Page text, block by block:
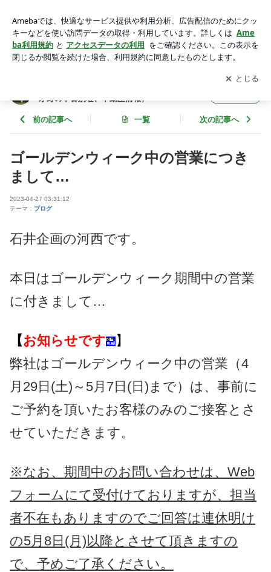
暮らし案内人（原村・蓼科・茅野の中古別荘、不動産情報）
アプリをダウンロードして ブログの更新通知
を受け取りまし
ょう。
開く
茅野の中古別荘、不動産情報）
前の記事へ 一覧 次の記事へ
ゴールデンウィーク中の営業につき
まして…
2023-04-27 03:31:12
テーマ： ブログ
石井企画の河西です。
本日はゴールデンウィーク期間中の営業
に付きまして…
【お知らせです
】
弊社はゴールデンウィーク中の営業（4
月29日(土)～5月7日(日)まで）は、事前に
ご予約を頂いたお客様のみのご接客とさ
せていただきます。
※なお、期間中のお問い合わせは、Web
フォームにて受付けておりますが、担当
者不在もありますのでご回答は連休明け
の5月8日(月)以降とさせて頂きますの
で、予めご了承ください。